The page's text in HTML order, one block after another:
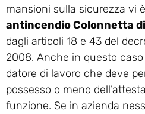
mansioni sulla sicurezza vi è
antincendio Colonnetta
dagli articoli 18 e 43 del
2008. Anche in questo
datore di lavoro che deve
possesso o meno
funzione. Se in azienda